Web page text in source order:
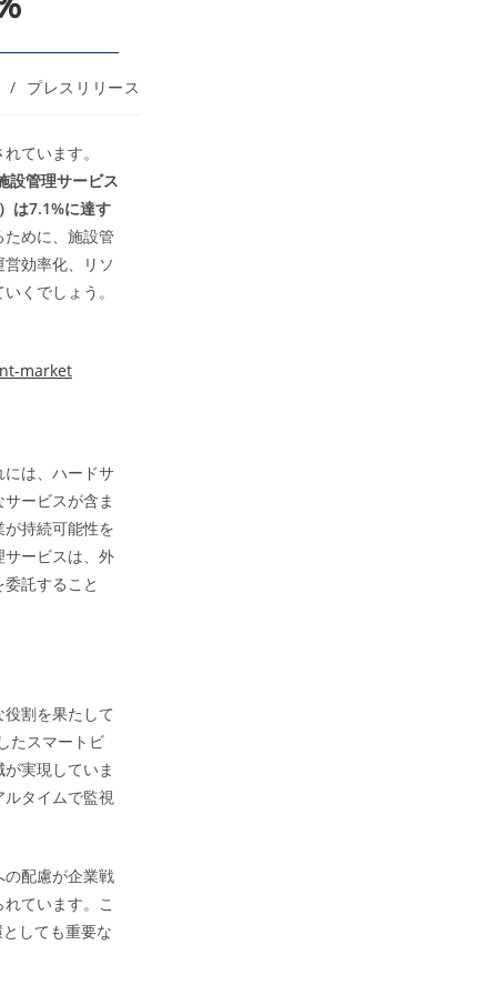
/ プレスリリース
ています。
設管理サービス
は7.1%に達す
めに、施設管
効率化、リソ
くでしょう。
market
は、ハードサ
ービスが含ま
持続可能性を
ービスは、外
託すること
割を果たして
たスマートビ
実現していま
タイムで監視
の配慮が企業戦
ています。こ
しても重要な